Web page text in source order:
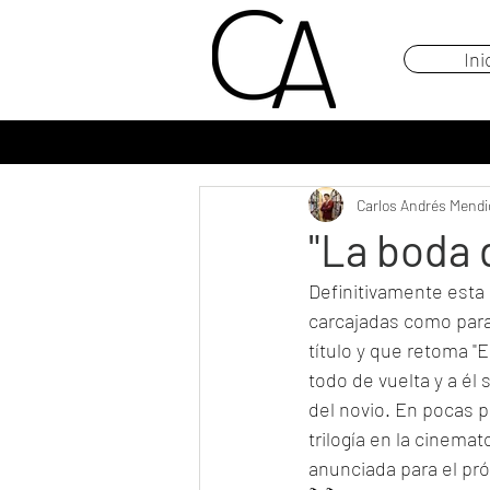
"La boda
Carlos Andrés
Definitivamente
carcajadas como
título y que retoma
todo de vuelta y a él
del novio. En pocas
trilogía en la
anunciada para el